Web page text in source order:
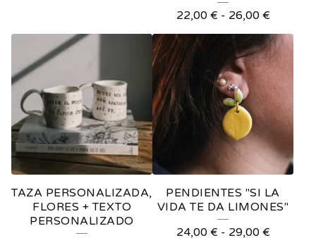
22,00 € - 26,00 €
TAZA PERSONALIZADA,
FLORES + TEXTO
PERSONALIZADO
PENDIENTES "SI LA
VIDA TE DA LIMONES"
24,00 € - 29,00 €